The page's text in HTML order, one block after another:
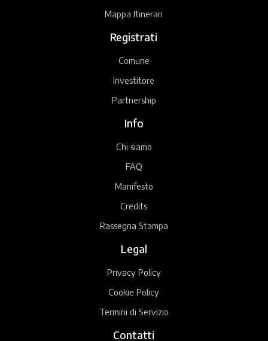
Mappa Itinerari
Registrati
Comune
Investitore
Partnership
Info
Chi siamo
FAQ
Manifesto
Credits
Rassegna Stampa
Legal
Privacy Policy
Cookie Policy
Termini di Servizio
Contatti